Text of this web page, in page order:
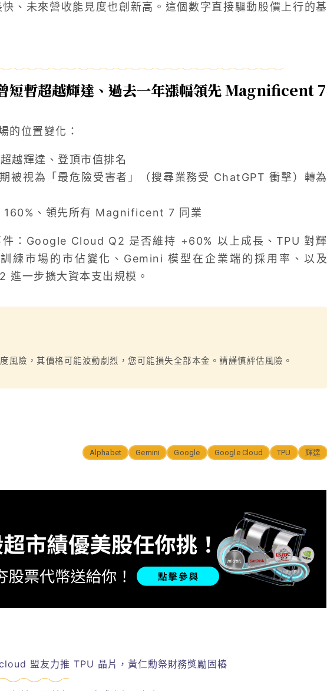
、未來營收能見度也創新高。這個數字直接驅動股價上行的基
短暫超越輝達、過去一年漲幅領先 Magnificent 7
的位置變化：
越輝達、登頂市值排名
被視為「最危險受害者」（搜尋業務受 ChatGPT 衝擊）轉為
160%、領先所有 Magnificent 7 同業
件：Google Cloud Q2 是否維持 +60% 以上成長、TPU 對輝
練市場的市佔變化、Gemini 模型在企業端的採用率、以及
一步擴大資本支出規模。
風險，其價格可能波動劇烈，您可能損失全部本金。請謹慎評估風險。
Alphabet Gemini Google Google Cloud TPU 輝達
盟友力推 TPU 晶片，黃仁勳祭財務獎勵固樁